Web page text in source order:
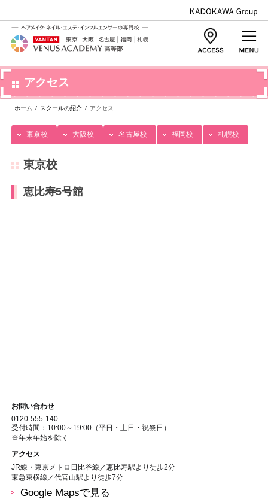
アクセス
ホーム / スクールの紹介 / アクセス
東京校 大阪校 名古屋校 福岡校 札幌校
東京校
恵比寿5号館
お問い合わせ
0120-555-140
受付時間：10:00～19:00（平日・土日・祝祭日）
※年末年始を除く
アクセス
JR線・東京メトロ日比谷線／恵比寿駅より徒歩2分
東急東横線／代官山駅より徒歩7分
Google Mapsで見る